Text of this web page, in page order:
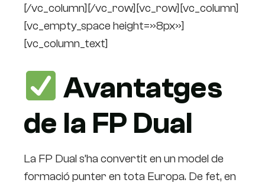
[/vc_column][/vc_row][vc_row][vc_column]
[vc_empty_space height=»8px»]
[vc_column_text]
Avantatges
de la FP Dual
La FP Dual s’ha convertit en un model de
formació punter en tota Europa. De fet, en